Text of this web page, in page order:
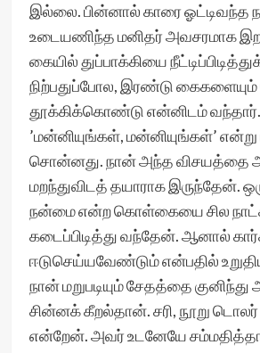
இல்லை. பின்னால் காரை ஓட்டிவந்த
உடையணிந்த மனிதர் அவசரமாக
கையில் துப்பாக்கியை
நிற்பதுப்போல, இரண்டு கைகளையும்
தூக்கிக்கொண்டு என்னிடம்
’மன்னியுங்கள், மன்னியுங்கள்’
சொன்னது. நான் அந்த விசயத்தை
மறந்துவிடத் தயாராக இருந்தேன்.
நன்மை என்ற கொள்கையை சில
கடைப்பிடித்து வந்தேன். ஆனால்
ஈடுசெய்யவேண்டும் என்பதில்
நான் மறுபடியும் சேதத்தை
சின்னக் கீறல்தான். சரி, நூறு டொலர்
என்றேன். அவர் உடனேயே